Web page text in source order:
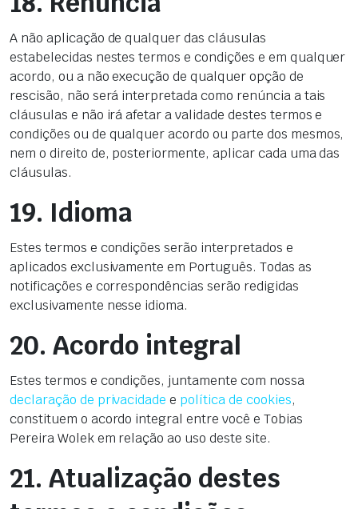
A não aplicação de qualquer das cláusulas
estabelecidas nestes termos e condições e em qualquer
acordo, ou a não execução de qualquer opção de
rescisão, não será interpretada como renúncia a tais
cláusulas e não irá afetar a validade destes termos e
condições ou de qualquer acordo ou parte dos mesmos,
nem o direito de, posteriormente, aplicar cada uma das
cláusulas.
19. Idioma
Estes termos e condições serão interpretados e
aplicados exclusivamente em Português. Todas as
notificações e correspondências serão redigidas
exclusivamente nesse idioma.
20. Acordo integral
Estes termos e condições, juntamente com nossa
declaração de privacidade e política de cookies,
constituem o acordo integral entre você e Tobias
Pereira Wolek em relação ao uso deste site.
21. Atualização destes